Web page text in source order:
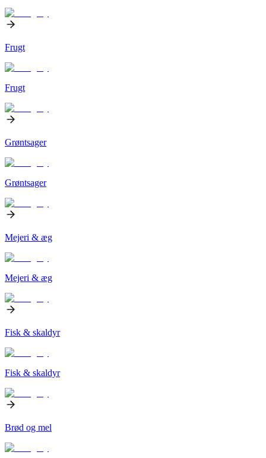
Frugt
Frugt
Grøntsager
Grøntsager
Mejeri & æg
Mejeri & æg
Fisk & skaldyr
Fisk & skaldyr
Brød og mel